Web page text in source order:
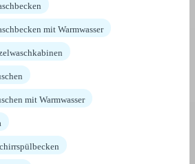
mit Warmwasser
mit Warmwasser